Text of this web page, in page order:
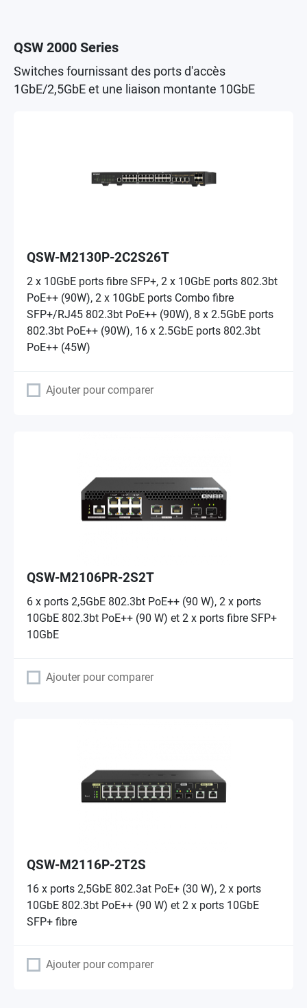
QSW 2000 Series
Switches fournissant des ports d'accès
1GbE/2,5GbE et une liaison montante 10GbE
QSW-M2130P-2C2S26T
2 x 10GbE ports fibre SFP+, 2 x 10GbE ports 802.3bt
PoE++ (90W), 2 x 10GbE ports Combo fibre
SFP+/RJ45 802.3bt PoE++ (90W), 8 x 2.5GbE ports
802.3bt PoE++ (90W), 16 x 2.5GbE ports 802.3bt
PoE++ (45W)
Ajouter pour comparer
QSW-M2106PR-2S2T
6 x ports 2,5GbE 802.3bt PoE++ (90 W), 2 x ports
10GbE 802.3bt PoE++ (90 W) et 2 x ports fibre SFP+
10GbE
Ajouter pour comparer
QSW-M2116P-2T2S
16 x ports 2,5GbE 802.3at PoE+ (30 W), 2 x ports
10GbE 802.3bt PoE++ (90 W) et 2 x ports 10GbE
SFP+ fibre
Ajouter pour comparer